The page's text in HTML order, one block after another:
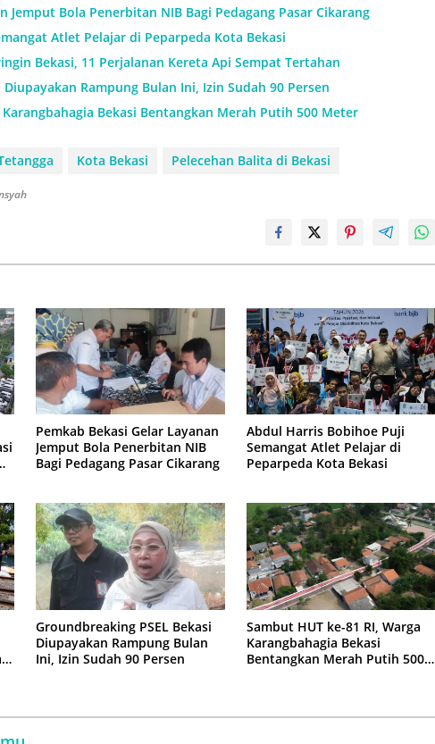
Jemput Bola Penerbitan NIB Bagi Pedagang Pasar Cikarang
Atlet Pelajar di Peparpeda Kota Bekasi
Bekasi, 11 Perjalanan Kereta Api Sempat Tertahan
Rampung Bulan Ini, Izin Sudah 90 Persen
Karangbahagia Bekasi Bentangkan Merah Putih 500 Meter
Kota Bekasi Pelecehan Balita di Bekasi
Pemkab Bekasi Gelar Layanan
Jemput Bola Penerbitan NIB
Bagi Pedagang Pasar Cikarang
Abdul Harris Bobihoe Puji
Semangat Atlet Pelajar di
Peparpeda Kota Bekasi
Groundbreaking PSEL Bekasi
Diupayakan Rampung Bulan
Ini, Izin Sudah 90 Persen
Sambut HUT ke-81 RI, Warga
Karangbahagia Bekasi
Bentangkan Merah Putih 500